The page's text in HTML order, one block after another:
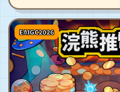
EAIGC2026